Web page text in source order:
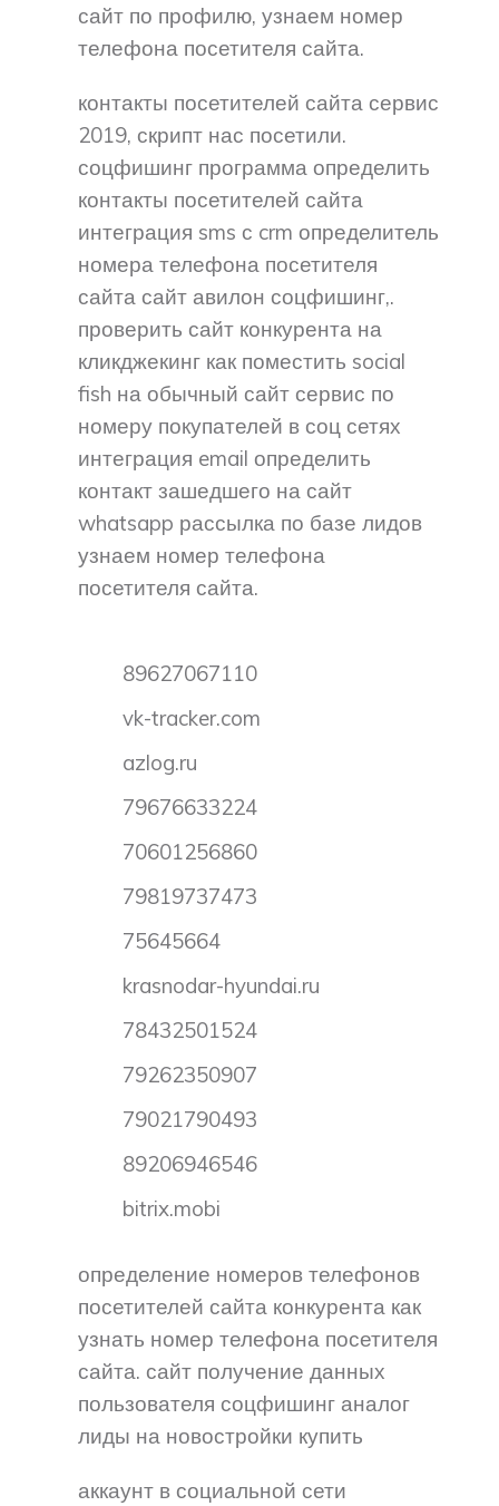
сайт по профилю, узнаем номер
телефона посетителя сайта.
контакты посетителей сайта сервис
2019, скрипт нас посетили.
соцфишинг программа определить
контакты посетителей сайта
интеграция sms с crm определитель
номера телефона посетителя
сайта сайт авилон соцфишинг,.
проверить сайт конкурента на
кликджекинг как поместить social
fish на обычный сайт сервис по
номеру покупателей в соц сетях
интеграция email определить
контакт зашедшего на сайт
whatsapp рассылка по базе лидов
узнаем номер телефона
посетителя сайта.
89627067110
vk-tracker.com
azlog.ru
79676633224
70601256860
79819737473
75645664
krasnodar-hyundai.ru
78432501524
79262350907
79021790493
89206946546
bitrix.mobi
определение номеров телефонов
посетителей сайта конкурента как
узнать номер телефона посетителя
сайта. сайт получение данных
пользователя соцфишинг аналог
лиды на новостройки купить
аккаунт в социальной сети